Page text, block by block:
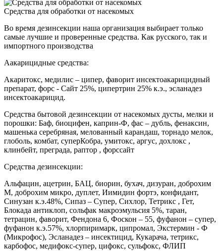
Средства для обработки от насекомых
Во время дезинсекции наша организация выбирает только
самые лучшие и проверенные средства. Как русского, так и
импортного производства
Аакарицидные средства:
Акаритокс, медилис – ципер, фаворит инсектоакарицидный
препарат, форс - Сайт 25%, ципертрин 25% к.э., эсланадез
инсектоакарицид.
Средства бытовой дезинсекции от насекомых дусты, мелки и
порошки: Баф, биоцифен, каприн-Ф, фас – дубль, фенаксин,
машенька серебряная, мелованный карандаш, торнадо мелок,
глоболь, комбат, суперКобра, умитокс, аргус, дохлокс ,
клинбейт, преграда, раптор , форссайт
Средства дезинсекции:
Альфацин, ацетрин, БАЦ, биорин, бухач, дизуран, доброхим
М, доброхим микро, дуплет, Иимидин фортэ, конфидант,
Синузан к.э.48%, Сипаз – Супер, Сихлор, Тетрикс , Гет,
Блокада антиклоп, сольфак макроэмульсия 5%, таран,
тетрацин, фаворит, Фендона 6, Фоскон – 55, фуфанон – супер,
фуфанон к.э.57%, хлорпиримарк, ципромал, Экстермин - Ф
(Микрофос), Эсланадез – инсектицид, Кукарача, тетрикс,
карбофос, медифокс-супер, цифокс, сульфокс, ФЛИП